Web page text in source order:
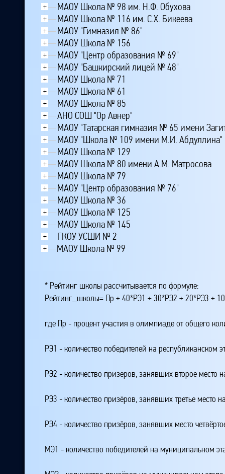
+ МАОУ Школа № 98 им. Н.Ф. Обухова
+ МАОУ Школа № 116 им. С.Х. Бикеева
+ МАОУ "Гимназия № 86"
+ МАОУ Школа № 156
+ МАОУ "Центр образования № 69"
+ МАОУ "Башкирский лицей № 48"
+ МАОУ Школа № 71
+ МАОУ Школа № 61
+ МАОУ Школа № 85
+ АНО СОШ "Ор Авнер"
+ МАОУ "Татарская гимназия № 65 имени
+ МАОУ "Школа № 109 имени М.И. Абдуллина"
+ МАОУ Школа № 129
+ МАОУ Школа № 80 имени А.М. Матросова
+ МАОУ Школа № 79
+ МАОУ "Центр образования № 76"
+ МАОУ Школа № 36
+ МАОУ Школа № 125
+ МАОУ Школа № 145
+ ГКОУ УСШИ № 2
+ МАОУ Школа № 99
* Рейтинг школы рассчитывается по формуле:
Рейтинг_школы= Пр + 40*РЭ1 + 30*РЭ2 + 20*РЭ3 +
где Пр - процент участия в олимпиаде от общего
РЭ1 - количество победителей на республиканском
РЭ2 - количество призёров, занявших второе место
РЭ3 - количество призёров, занявших третье место
РЭ4 - количество призёров, занявших место
МЭ1 - количество победителей на муниципальном